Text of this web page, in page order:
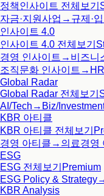
정책인사이트 전체보기
자금·지원사업 → 규제·
인사이트 4.0
인사이트 4.0 전체보기
경영 인사이트 → 비즈니
조직문화 인사이트 →
Global Radar
Global Radar 전체보기
AI/Tech → Biz/
KBR 아티클
KBR 아티클 전체보기
경영 아티클 → 의료경영
ESG
ESG 전체보기 Premium
ESG Policy & Strategy
KBR Analysis